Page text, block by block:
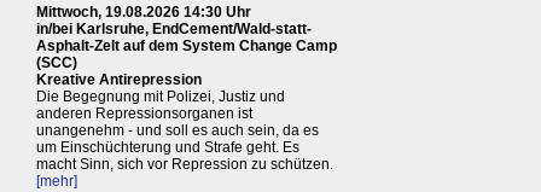
Mittwoch, 19.08.2026 14:30 Uhr
in/bei Karlsruhe, EndCement/Wald-statt-
Asphalt-Zelt auf dem System Change Camp
(SCC)
Kreative Antirepression
Die Begegnung mit Polizei, Justiz und
anderen Repressionsorganen ist
unangenehm - und soll es auch sein, da es
um Einschüchterung und Strafe geht. Es
macht Sinn, sich vor Repression zu schützen.
[mehr]